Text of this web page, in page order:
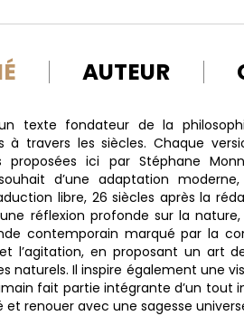
AUTEUR
texte fondateur de la
à travers les siècles. Chaque
proposées ici par Stéphane
d’une adaptation
libre, 26 siècles après la
réflexion profonde sur la
contemporain marqué par la
l’agitation, en proposant un art
naturels. Il inspire également une
fait partie intégrante d’un tout
et renouer avec une sagesse